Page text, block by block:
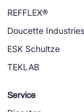
REFFLEX®
Doucette Industries
ESK Schultze
TEKLAB
Service